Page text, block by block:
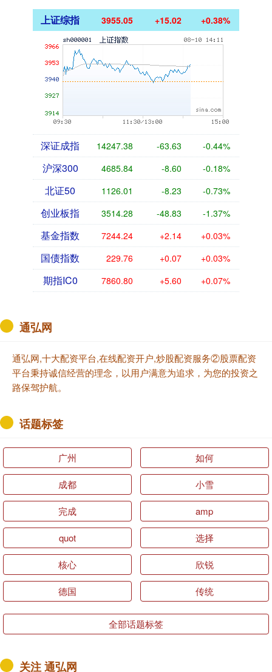
上证综指 3955.05 +15.02 +0.38%
深证成指 14247.38 -63.63 -0.44%
沪深300 4685.84 -8.60 -0.18%
北证50 1126.01 -8.23 -0.73%
创业板指 3514.28 -48.83 -1.37%
基金指数 7244.24 +2.14 +0.03%
国债指数 229.76 +0.07 +0.03%
期指IC0 7860.80 +5.60 +0.07%
通弘网
通弘网,十大配资平台,在线配资开户,炒股配资服务②股票配资
平台秉持诚信经营的理念，以用户满意为追求，为您的投资之
路保驾护航。
话题标签
广州 如何
成都 小雪
完成 amp
quot 选择
核心 欣锐
德国 传统
全部话题标签
关注 通弘网